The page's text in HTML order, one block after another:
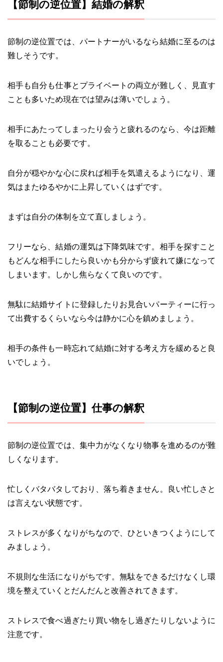
【節制の逆位置】結婚の解釈
節制の逆位置では、パートナーがいるなら結婚に至るのは
難しそうです。
相手も自分も仕事とプライベートの両立が難しく、見直す
ことも多いため現在では望みは薄いでしょう。
相手にあたってしまったり会うと疲れるのなら、今は距離
を取ることも必要です。
自分が穏やかな心に戻れば相手を気遣えるようになり、運
気はまたゆるやかに上昇していくはずです。
まずは自分の体制を立て直しましょう。
フリーなら、結婚の運気は下降気味です。相手を探すこと
もどんな相手にしたら良いかも分からず疲れて嫌になって
しまいます。しかし焦らなくて良いのです。
無駄に結婚サイトに登録したりお見合いパーティーに行っ
て出費するくらいなら今は静かに心を鎮めましょう。
相手の条件も一時忘れて結婚に対する考え方を緩めると良
いでしょう。
【節制の逆位置】仕事の解釈
節制の逆位置では、集中力がなくなり物事を進めるのが難
しくなります。
忙しくバタバタしており、落ち着きません。良い忙しさと
は言えない状態です。
ストレスが多くなりがちなので、ひといきつくようにして
みましょう。
不規則な生活になりがちです。無駄をできるだけなくし環
境を整えていくとだんだんと改善されてきます。
ストレスで食べ過ぎたり買い物をし過ぎたりしないように
注意です。